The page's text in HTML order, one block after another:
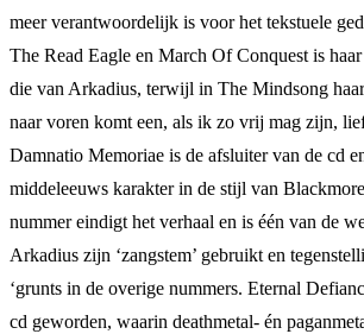
meer verantwoordelijk is voor het tekstuele
The Read Eagle en March Of Conquest is haar
die van Arkadius, terwijl in The Mindsong
naar voren komt een, als ik zo vrij mag zijn,
Damnatio Memoriae is de afsluiter van de cd
middeleeuws karakter in de stijl van
nummer eindigt het verhaal en is één van de
Arkadius zijn ‘zangstem’ gebruikt en
‘grunts in de overige nummers. Eternal
cd geworden, waarin deathmetal- én